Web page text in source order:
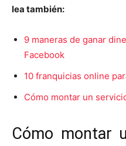
lea también:
9 maneras de ganar
Facebook
10 franquicias online
Cómo montar un
Cómo montar